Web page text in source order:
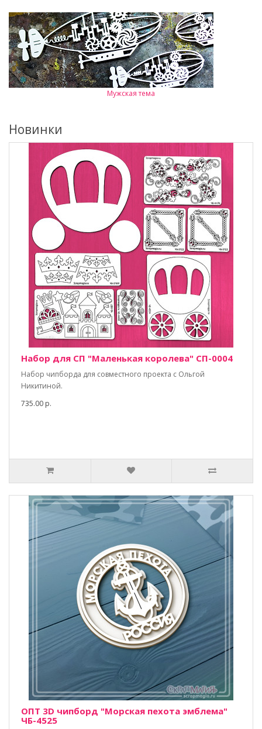
Мужская тема
Новинки
Набор для СП "Маленькая королева" СП-0004
Набор чипборда для совместного проекта с Ольгой
Никитиной.
735.00 р.
ОПТ 3D чипборд "Морская пехота эмблема"
ЧБ-4525